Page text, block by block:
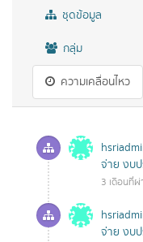
ชุดข้อมูล
กลุ่ม
ความเคลื่อนไหว
จ่าย งบ
3 เดือนที่ผ่
จ่าย งบ